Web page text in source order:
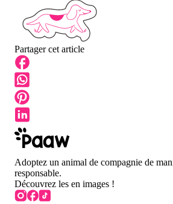
Partager cet article
Adoptez un animal de compagnie de
responsable.
Découvrez les en images !